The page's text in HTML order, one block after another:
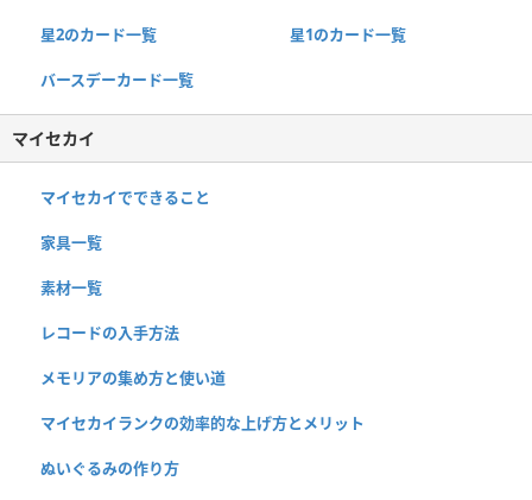
星2のカード一覧 星1のカード一覧
バースデーカード一覧
マイセカイ
マイセカイでできること
家具一覧
素材一覧
レコードの入手方法
メモリアの集め方と使い道
マイセカイランクの効率的な上げ方とメリット
ぬいぐるみの作り方